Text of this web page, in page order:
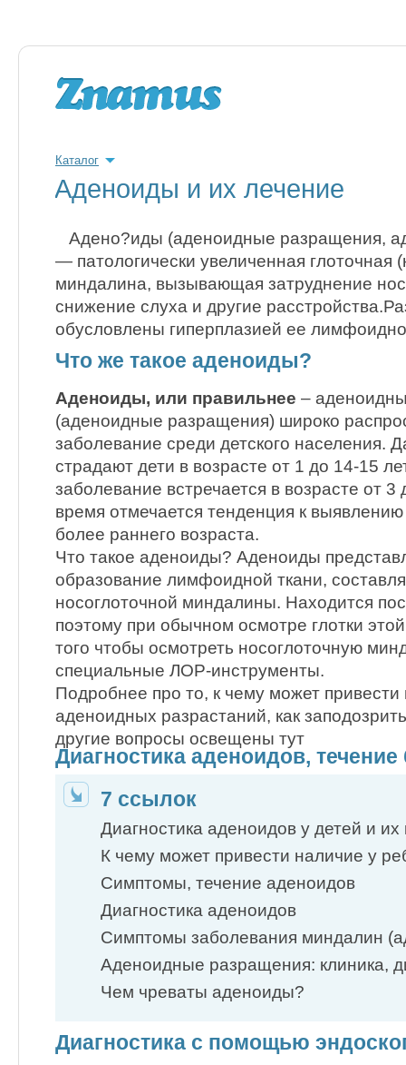
Каталог
Аденоиды и их лечение
Адено?иды (аденоидные разращения,
— патологически увеличенная глоточная
миндалина, вызывающая затруднение
снижение слуха и другие
обусловлены гиперплазией ее
Что же такое аденоиды?
Аденоиды, или правильнее –
(аденоидные разращения) широко
заболевание среди детского населения.
страдают дети в возрасте от 1 до 14-15
заболевание встречается в возрасте от
время отмечается тенденция к
более раннего возраста.
Что такое аденоиды? Аденоиды
образование лимфоидной ткани,
носоглоточной миндалины. Находится
поэтому при обычном осмотре глотки
того чтобы осмотреть носоглоточную
специальные ЛОР-инструменты.
Подробнее про то, к чему может привести
аденоидных разрастаний, как
другие вопросы освещены тут
Диагностика аденоидов, течение
7 ссылок
Диагностика аденоидов у детей и
К чему может привести наличие у
Симптомы, течение аденоидов
Диагностика аденоидов
Симптомы заболевания миндалин
Аденоидные разращения: клиника,
Чем чреваты аденоиды?
Диагностика с помощью